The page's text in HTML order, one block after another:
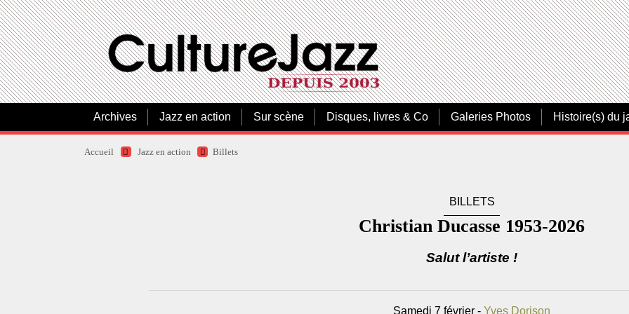
Archives Jazz en action Sur scène Disques, livres & Co Galeries Photos Histoire(s) du
Accueil Jazz en action Billets
BILLETS
Christian Ducasse 1953-2026
Salut l’artiste !
Samedi 7 février - Yves Dorison